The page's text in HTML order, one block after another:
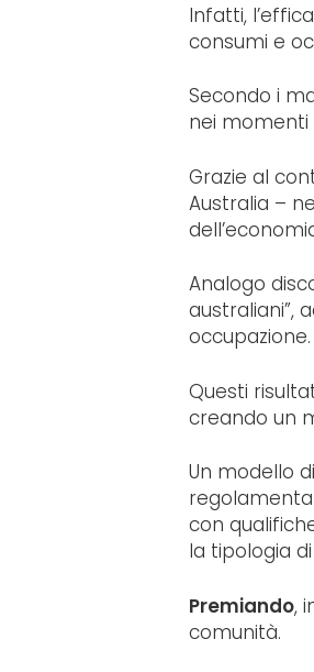
Infatti,
consumi e
Secondo i
nei momenti
Grazie al
Australia –
Analogo
australiani”,
occupazione.
Questi
creando un
Un modello
con
la tipologia
Premiando,
comunità.